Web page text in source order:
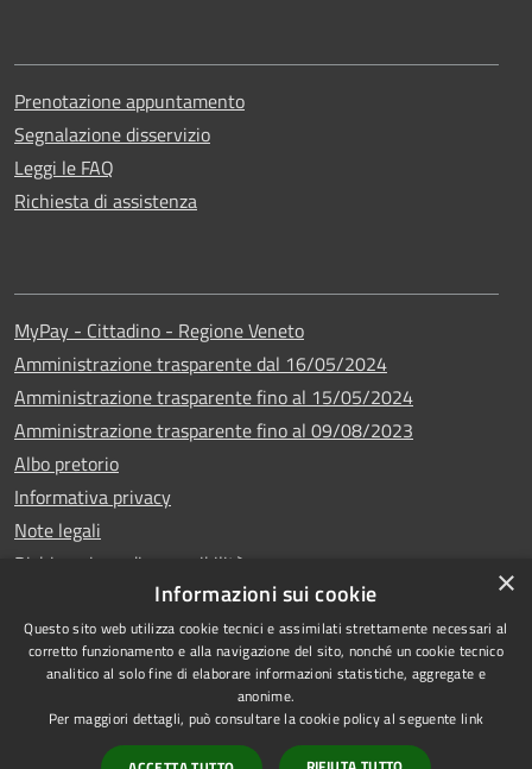
Prenotazione appuntamento
Segnalazione disservizio
Leggi le FAQ
Richiesta di assistenza
MyPay - Cittadino - Regione Veneto
Amministrazione trasparente dal 16/05/2024
Amministrazione trasparente fino al 15/05/2024
Amministrazione trasparente fino al 09/08/2023
Albo pretorio
Informativa privacy
Note legali
Dichiarazione di accessibilità
RSS
Accessibilità
Copyright © 2024
•Comune di Vigo di
Cadore• Powered
×
Informazioni sui cookie
Questo sito web utilizza cookie tecnici e assimilati strettamente necessari al
corretto funzionamento e alla navigazione del sito, nonché un cookie tecnico
analitico al solo fine di elaborare informazioni statistiche, aggregate e
anonime.
Per maggiori dettagli, può consultare la cookie policy al seguente link